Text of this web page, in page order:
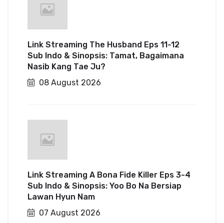
Link Streaming The Husband Eps 11-12
Sub Indo & Sinopsis: Tamat, Bagaimana
Nasib Kang Tae Ju?
08 August 2026
Link Streaming A Bona Fide Killer Eps 3-4
Sub Indo & Sinopsis: Yoo Bo Na Bersiap
Lawan Hyun Nam
07 August 2026